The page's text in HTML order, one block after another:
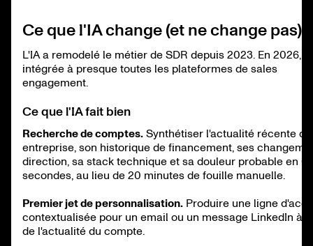
Ce que l'IA change (et ne change pas)
L'IA a remodelé le métier de SDR depuis 2023. En 2026,
intégrée à presque toutes les plateformes de sales
engagement.
Ce que l'IA fait bien
Recherche de comptes. Synthétiser l'actualité récente
entreprise, son historique de financement, ses
direction, sa stack technique et sa douleur probable en
secondes, au lieu de 20 minutes de fouille manuelle.
Premier jet de personnalisation. Produire une ligne
contextualisée pour un email ou un message LinkedIn à
de l'actualité du compte.